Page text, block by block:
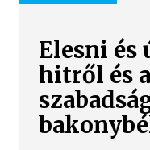
Elesni
hitről és